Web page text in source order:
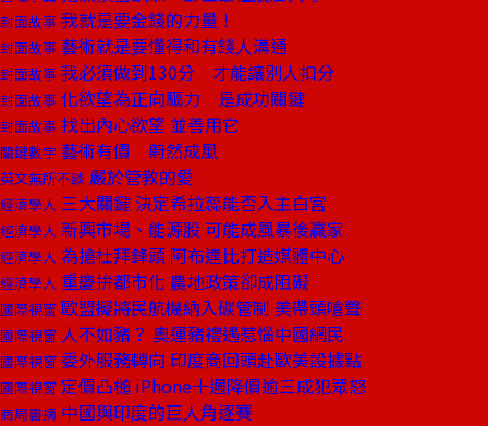
封面故事 我就是要金錢的力量！
封面故事 藝術就是要懂得和有錢人溝通
封面故事 我必須做到130分 才能讓別人扣分
封面故事 化欲望為正向驅力 是成功關鍵
封面故事 找出內心欲望 並善用它
關鍵數字 藝術有價 蔚然成風
英文無所不談 嚴於管教的愛
經濟學人 三大關鍵 決定希拉蕊能否入主白宮
經濟學人 新興市場、能源股 可能成風暴後贏家
經濟學人 為搶杜拜鋒頭 阿布達比打造媒體中心
經濟學人 重慶拚都市化 農地政策卻成阻礙
國際視窗 歐盟擬將民航機納入碳管制 美帶頭嗆聲
國際視窗 人不如豬？ 奧運豬禮遇惹惱中國網民
國際視窗 委外服務轉向 印度商回頭赴歐美設據點
國際視窗 定價凸槌 iPhone十週降價逾三成犯眾怒
商周書摘 中國與印度的巨人角逐賽